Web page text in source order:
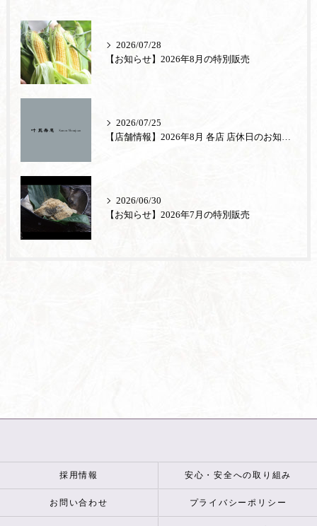
2026/07/28
【お知らせ】2026年8月の特別販売
2026/07/25
【店舗情報】2026年8月 各店 店休日のお知らせ
2026/06/30
【お知らせ】2026年7月の特別販売
採用情報 安心・安全への取り組み
お問い合わせ プライバシーポリシー